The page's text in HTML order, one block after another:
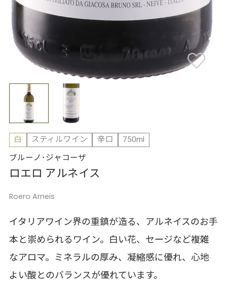
白 スティルワイン 辛口
750ml
ブルーノ･ジャコーザ
ロエロ アルネイス
Roero Arneis
イタリアワイン界の重鎮が造る、アルネイスのお手
本と崇められるワイン。白い花、セージなど複雑
なアロマ。ミネラルの厚み、凝縮感に優れ、心地
よい酸とのバランスが優れています。